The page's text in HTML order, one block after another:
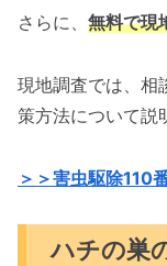
さらに、 無料で現
現地調査では、相
策方法について説
＞＞害虫駆除110
ハチの巣